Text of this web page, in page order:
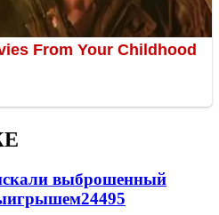
выброшенный
24495